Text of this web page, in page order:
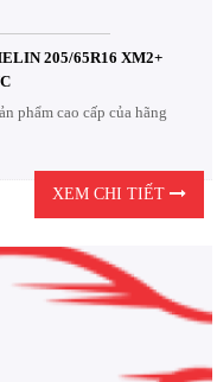
205/65R16 XM2+
phẩm cao cấp của hãng
XEM CHI TIẾT